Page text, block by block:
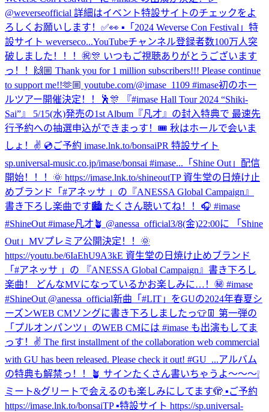
@weverseofficial 詳細はイベント特設サイトのチェックをよ
ろしくお願いします！✅👀 ▪「2024 Weverse Con Festival」特
設サイト weverseco...YouTubeチャンネル登録者数100万人突
破しました！！！㊗️🎊 いつもご視聴ありがとうございます
っ！！🙌🏼 Thank you for 1 million subscribers!!! Please continue
to support me!!🫶🏼 youtube.com/@imase_1109 #imase初のホー
ルツアー開催決定！！🕺🎊 『#imase Hall Tour 2024 “Shiki-
Sai”』 5/15(水)発売の1st Album『凡才』の封入特典で 最速先
行予約への抽選申込ができまっす！🎟 秋はホールで会いま
しょ！✌️ 💿ご予約 imase.lnk.to/bonsaiPR 特設サイト
sp.universal-music.co.jp/imase/bonsai #imase... 「Shine Out」配信
開始！！！🌞 https://imase.lnk.to/shineoutTP 資生堂の日焼け止
めブランド「#アネッサ 」の『ANESSA Global Campaign』
書き下ろし楽曲です🏙️ たくさん聴いてね！！🎧 #imase
#ShineOut #imase凡才🪴 @anessa_official3/8(金)22:00に 「Shine
Out」MVプレミア公開決定！！🌞
https://youtu.be/6IaEhU9A3kE 資生堂の日焼け止めブランド
「#アネッサ 」の 『ANESSA Global Campaign』書き下ろし
楽曲！ どんなMVになっているかお楽しみに…！㊙️ #imase
#ShineOut @anessa_official新曲「#LIT」をGUの2024年春夏シ
ーズンWEB CMソングに書き下ろしましたっ👕👖 第一弾の
「プルオンパンツ」のWEB CMには #imase も出演もしてま
っす！✌️ The first installment of the collaboration web commercial
with GU has been released. Please check it out! #GU_...アルバム
の特典も解禁っ！！🪴 サインたくさん書いちゃうよ〜〜〜❕
ミート&グリートで会えるのも楽しみにしてます🫣 ▪️ご予約
https://imase.lnk.to/bonsaiTP ▪️特設サイト https://sp.universal-